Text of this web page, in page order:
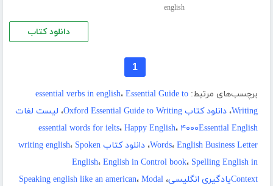
english
دانلود کتاب
1
برچسب‌های مرتبط: essential verbs in english، Essential Guide to
Writing، دانلود کتاب Oxford Essential Guide to Writing ، لیست لغات
essential words for ielts، Happy English، ۴۰۰۰Essential English
Words، English Business Letter ، دانلود کتاب writing english ، Spoken
English، English in Control book، Spelling English in
Contextیادگیری انگلیسی
، Speaking english like an american، Modal